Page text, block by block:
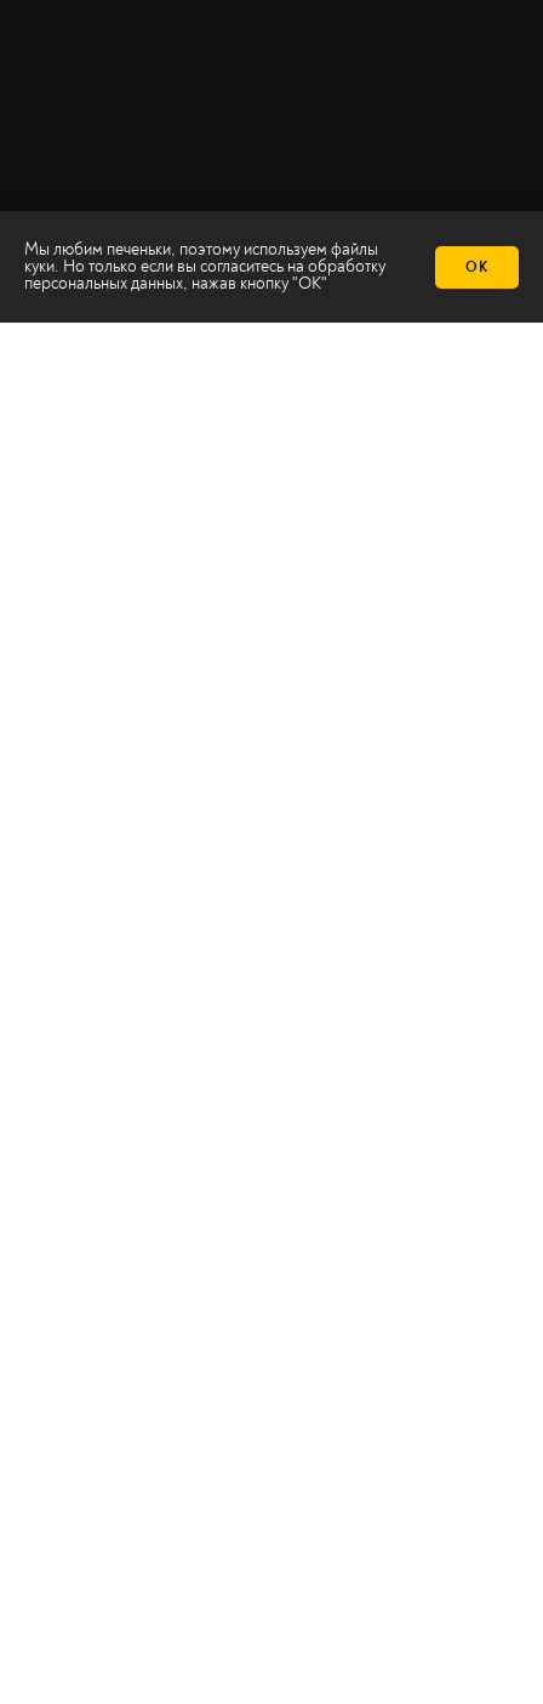
Мы любим печеньки, поэтому используем файлы
куки. Но только если вы согласитесь на обработку
персональных данных, нажав кнопку "ОК"
ОК